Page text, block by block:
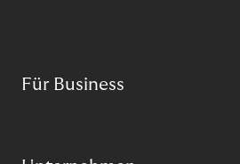
Für Business